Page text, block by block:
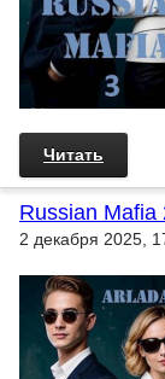
Читать
Russian
2 декабря 2025,